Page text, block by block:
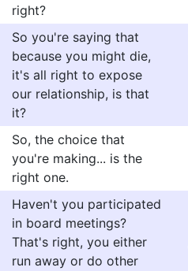
right?
So you're saying that
because you might die,
it's all right to expose
our relationship, is that
it?
So, the choice that
you're making... is the
right one.
Haven't you participated
in board meetings?
That's right, you either
run away or do other